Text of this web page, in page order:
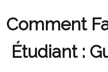
Comment
Étudiant :